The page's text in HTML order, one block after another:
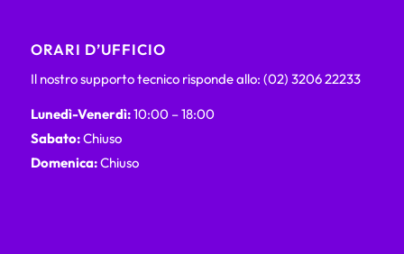
ORARI D’UFFICIO
Il nostro supporto tecnico risponde allo: (02) 3206 22233
Lunedì-Venerdì:10:00 – 18:00
Sabato:Chiuso
Domenica:Chiuso